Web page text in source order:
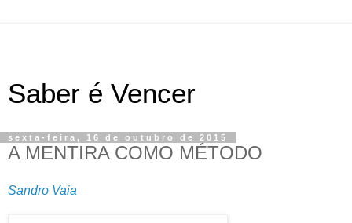
Saber é Vencer
sexta-feira, 16 de outubro de 2015
A MENTIRA COMO MÉTODO
Sandro Vaia